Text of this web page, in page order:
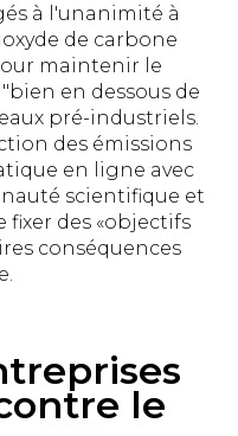
à l'unanimité à
de carbone
maintenir le
en dessous de
pré-industriels.
des émissions
en ligne avec
scientifique et
fixer des «objectifs
conséquences
le